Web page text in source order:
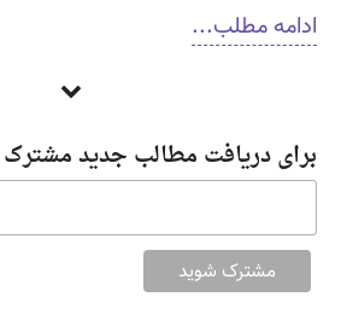
ادامه مطلب...
برای دریافت مطالب جدید
© 2018 Ali Mousavi